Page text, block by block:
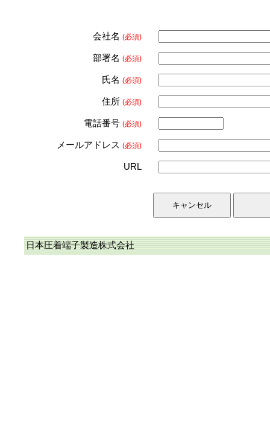
会社名 (必須)
部署名 (必須)
氏名 (必須)
住所 (必須)
電話番号 (必須)
メールアドレス (必須)
URL
日本圧着端子製造株式会社